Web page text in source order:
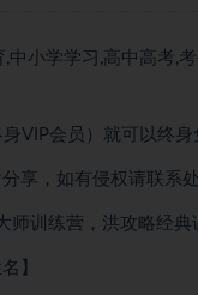
中小学学习,高中高考,
VIP会员）就可以终身
享，如有侵权请联系处
师训练营，洪攻略经典
】